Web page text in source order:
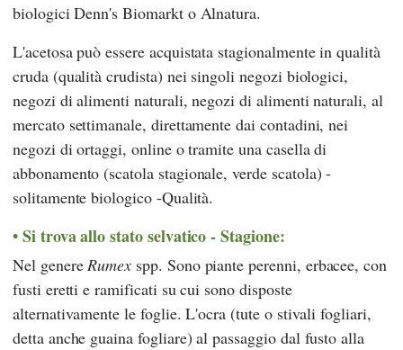
biologiciDenn's Biomarkto Alnatura.
L'acetosa può essere acquistata stagionalmente in qualità
cruda (qualità crudista) nei singoli negozi biologici,
negozi di alimenti naturali, negozi di alimenti naturali, al
mercato settimanale, direttamente dai contadini, nei
negozi di ortaggi, online o tramite una casella di
abbonamento (scatola stagionale, verde scatola) -
solitamente biologico -Qualità.
Si trova allo stato selvatico - Stagione:
Nel genereRumex spp. Sono piante perenni, erbacee, con
fusti eretti e ramificati su cui sono disposte
alternativamente le foglie. L'ocra (tute o stivali fogliari,
detta anche guaina fogliare) al passaggio dal fusto alla